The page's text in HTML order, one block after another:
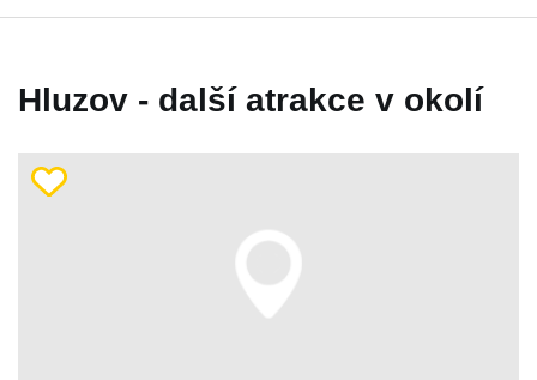
Hluzov - další atrakce v okolí